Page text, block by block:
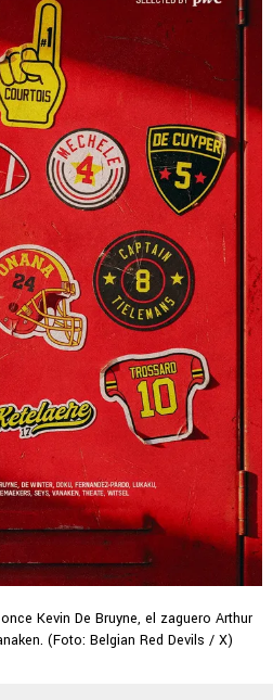
Kevin De Bruyne, el zaguero Arthur
(Foto: Belgian Red Devils / X)